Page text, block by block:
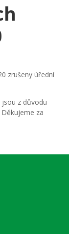
zrušeny úřední
z důvodu
za